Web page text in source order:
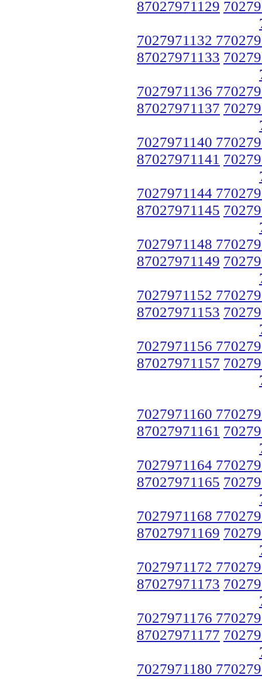
87027971129
7027971132
87027971133
7027971136
87027971137
7027971140
87027971141
7027971144
87027971145
7027971148
87027971149
7027971152
87027971153
7027971156
87027971157
7027971160
87027971161
7027971164
87027971165
7027971168
87027971169
7027971172
87027971173
7027971176
87027971177
7027971180